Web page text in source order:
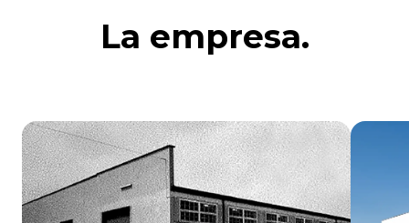
La empresa.